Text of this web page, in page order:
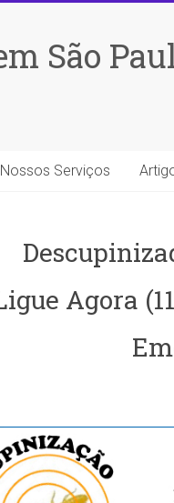
São
Nossos Serviços
Agora